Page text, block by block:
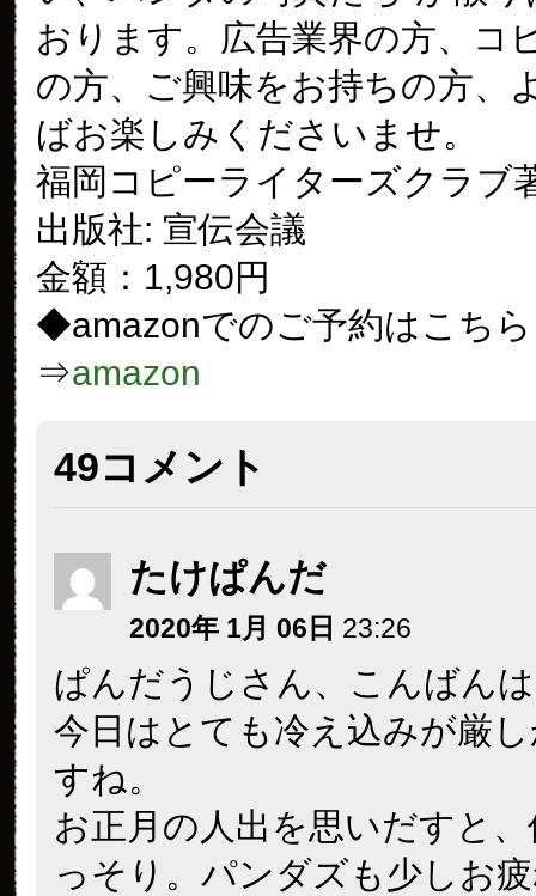
おります。広告業界の方、コ
の方、ご興味をお持ちの方、
ばお楽しみくださいませ。
福岡コピーライターズクラブ
出版社: 宣伝会議
金額：1,980円
◆amazonでのご予約はこち
⇒amazon
49コメント
たけぱんだ
2020年 1月 06日 23:26
ぱんだうじさん、こんばん
今日はとても冷え込みが厳
すね。
お正月の人出を思いだすと
っそり。パンダズも少しお